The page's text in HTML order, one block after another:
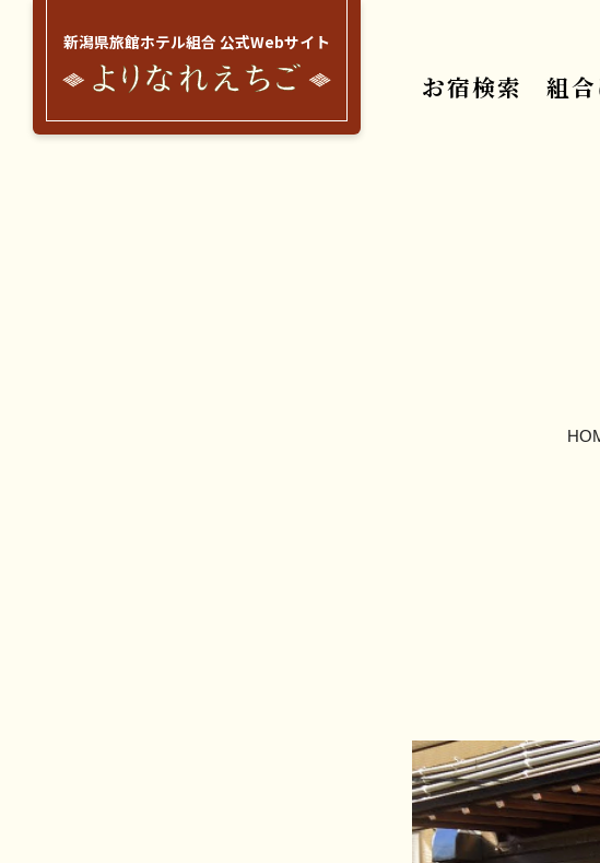
新潟県旅館ホテル組合 公式Webサイト
お宿検索 組